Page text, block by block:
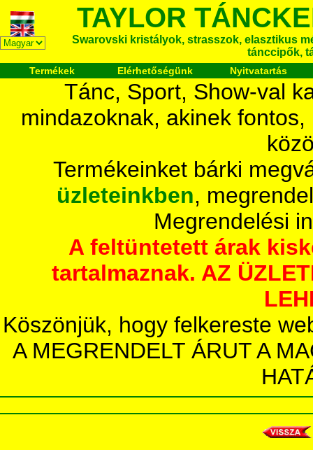
TAYLOR
Swarovski kristályok, strasszok, elasztikus
tánccipők,
Termékek Elérhetőségünk Nyitvatartás
Tánc, Sport, Show-val
mindazoknak, akinek
Termékeinket bárki
üzleteinkben,
Megrendelési
A feltüntetett árak
tartalmaznak. AZ
Köszönjük, hogy felkereste
A MEGRENDELT ÁRUT A